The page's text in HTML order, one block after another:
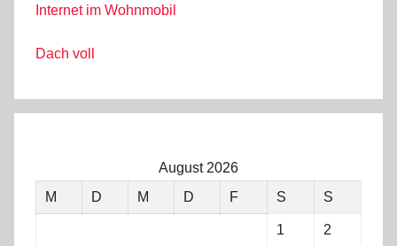
Internet im Wohnmobil
Dach voll
August 2026
M
D M D F S S
1 2